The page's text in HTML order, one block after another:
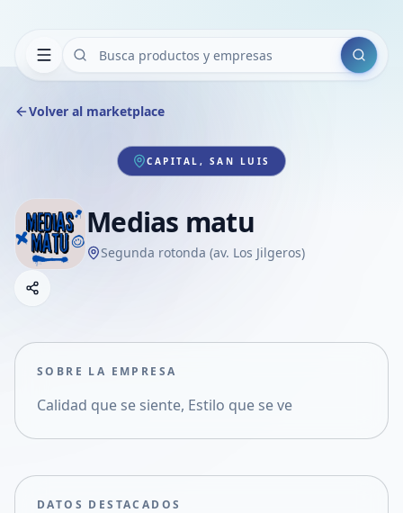
Buscar
Volver al marketplace
CAPITAL, SAN LUIS
Medias matu
Segunda rotonda (av. Los Jilgeros)
Compartir empresa
Compartir en X
SOBRE LA EMPRESA
Calidad que se siente, Estilo que se ve
DATOS DESTACADOS